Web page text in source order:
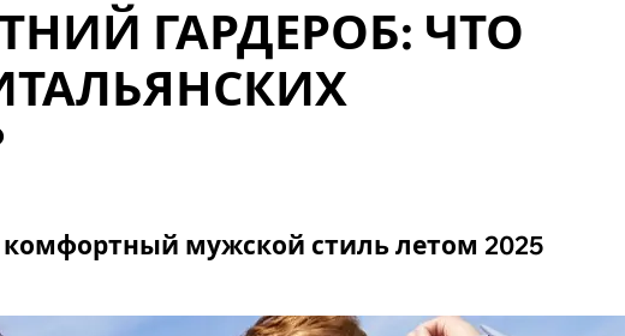
ГАРДЕРОБ: ЧТО
мужской стиль летом 2025